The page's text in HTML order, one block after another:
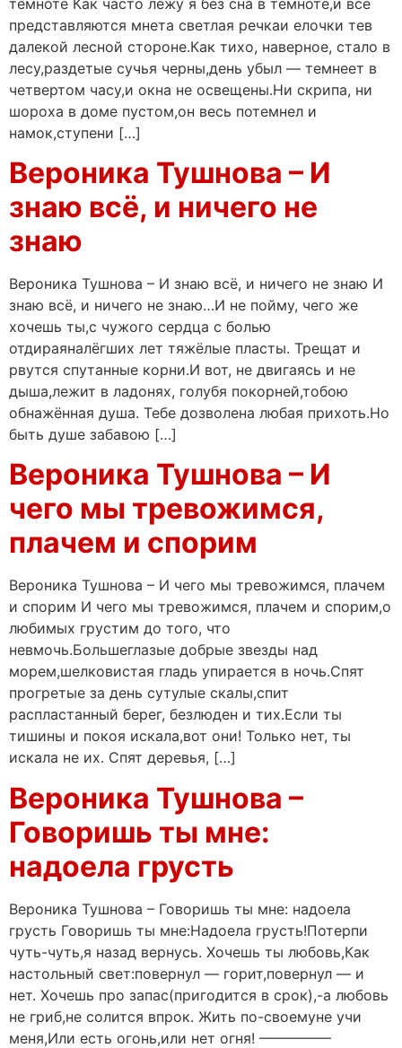
представляются мнета светлая речкаи елочки тев
далекой лесной стороне.Как тихо, наверное, стало в
лесу,раздетые сучья черны,день убыл — темнеет в
четвертом часу,и окна не освещены.Ни скрипа, ни
шороха в доме пустом,он весь потемнел и
намок,ступени […]
Вероника Тушнова – И
знаю всё, и ничего не
знаю
Вероника Тушнова – И знаю всё, и ничего не знаю И
знаю всё, и ничего не знаю…И не пойму, чего же
хочешь ты,с чужого сердца с болью
отдираяналёгших лет тяжёлые пласты. Трещат и
рвутся спутанные корни.И вот, не двигаясь и не
дыша,лежит в ладонях, голубя покорней,тобою
обнажённая душа. Тебе дозволена любая прихоть.Но
быть душе забавою […]
Вероника Тушнова – И
чего мы тревожимся,
плачем и спорим
Вероника Тушнова – И чего мы тревожимся, плачем
и спорим И чего мы тревожимся, плачем и спорим,о
любимых грустим до того, что
невмочь.Большеглазые добрые звезды над
морем,шелковистая гладь упирается в ночь.Спят
прогретые за день сутулые скалы,спит
распластанный берег, безлюден и тих.Если ты
тишины и покоя искала,вот они! Только нет, ты
искала не их. Спят деревья, […]
Вероника Тушнова –
Говоришь ты мне:
надоела грусть
Вероника Тушнова – Говоришь ты мне: надоела
грусть Говоришь ты мне:Надоела грусть!Потерпи
чуть-чуть,я назад вернусь. Хочешь ты любовь,Как
настольный свет:повернул — горит,повернул — и
нет. Хочешь про запас(пригодится в срок),-а любовь
не гриб,не солится впрок. Жить по-своемуне учи
меня,Или есть огонь,или нет огня! —————